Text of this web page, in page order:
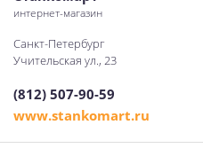
интернет-магазин
Санкт-Петербург
Учительская ул., 23
(812) 507-90-59
www.stankomart.ru